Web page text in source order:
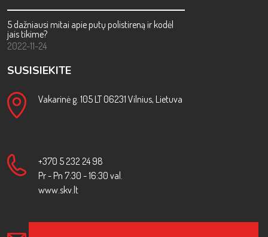
5 dažniausi mitai apie putų polistireną ir kodėl
jais tikime?
2022-11-24
SUSISIEKITE
Vakarinė g. 105 LT 06231 Vilnius, Lietuva
+370 5 232 24 98
Pr - Pn 7:30 - 16:30 val.
www.skv.lt